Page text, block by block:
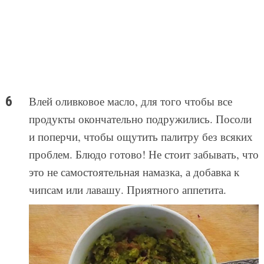
Влей оливковое масло, для того чтобы все
продукты окончательно подружились. Посоли
и поперчи, чтобы ощутить палитру без всяких
проблем. Блюдо готово! Не стоит забывать, что
это не самостоятельная намазка, а добавка к
чипсам или лавашу. Приятного аппетита.